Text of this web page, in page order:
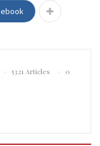
5321 Articles
0